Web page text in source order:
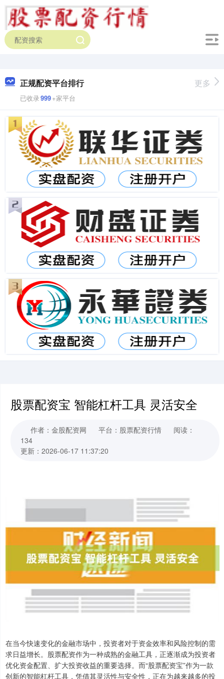
正规配资平台排行
已收录999+家平台
更多
股票配资宝 智能杠杆工具 灵活安全
作者：金股配资网 平台：股票配资行情
阅读：
134
更新：2026-06-17 11:37:20
在当今快速变化的金融市场中，投资者对于资金效率和风险控制的需
求日益增长。股票配资作为一种成熟的金融工具，正逐渐成为投资者
优化资金配置、扩大投资收益的重要选择。而“股票配资宝”作为一款
创新的智能杠杆工具，凭借其灵活性与安全性，正在为越来越多的投